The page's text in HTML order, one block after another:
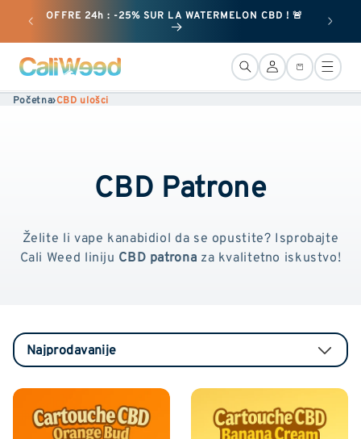
preskoči
sadržaj
OFFRE 24h : -25% SUR LA WATERMELON CBD ! 🚨
VezaKošara
Početna›CBD ulošci
CBD Patrone
Želite li vape kanabidiol da se opustite? Isprobajte
Cali Weed liniju CBD patrona za kvalitetno iskustvo!